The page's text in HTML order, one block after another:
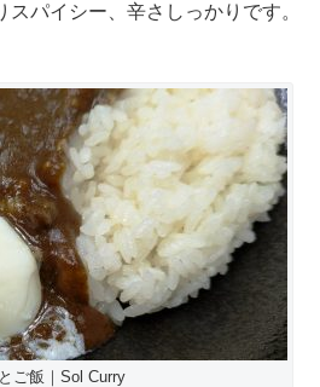
パイシー、辛さしっかりです。
ご飯｜Sol Curry